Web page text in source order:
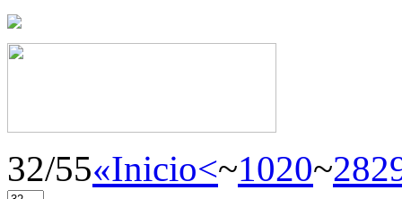
32/55«Inicio<~1020~28